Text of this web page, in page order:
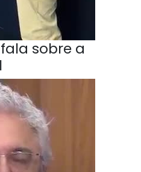
sobre a